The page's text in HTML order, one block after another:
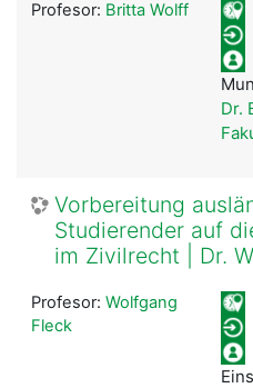
Dr.
Profesor: Britta Wolff
Vorbereitung
Studierender auf
im Zivilrecht | Dr.
Profesor: Wolfgang
Fleck